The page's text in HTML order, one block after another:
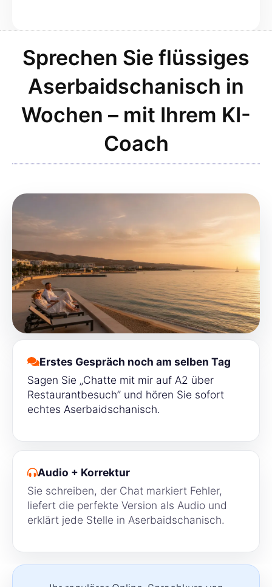
Sprechen Sie flüssiges
Aserbaidschanisch in
Wochen – mit Ihrem KI-
Coach
Erstes Gespräch noch am selben Tag
Sagen Sie „Chatte mit mir auf A2 über
Restaurantbesuch” und hören Sie sofort
echtes Aserbaidschanisch.
Audio + Korrektur
Sie schreiben, der Chat markiert Fehler,
liefert die perfekte Version als Audio und
erklärt jede Stelle in Aserbaidschanisch.